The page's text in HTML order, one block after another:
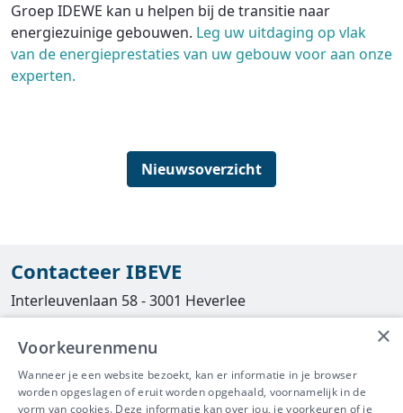
Groep IDEWE kan u helpen bij de transitie naar
energiezuinige gebouwen. Leg uw uitdaging op vlak
van de energieprestaties van uw gebouw voor aan onze
experten.
Nieuwsoverzicht
Contacteer IBEVE
Interleuvenlaan 58 - 3001 Heverlee
016/390490
info@ibeve.be
asbest@ibeve.be
×
Voorkeurenmenu
Wanneer je een website bezoekt, kan er informatie in je browser
worden opgeslagen of eruit worden opgehaald, voornamelijk in de
vorm van cookies. Deze informatie kan over jou, je voorkeuren of je